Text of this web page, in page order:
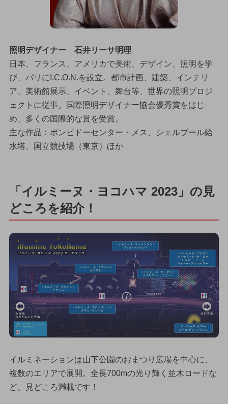
照明デザイナー 石井リーサ明理
日本、フランス、アメリカで美術、デザイン、照明を学
び、パリにI.C.O.N.を設立。都市計画、建築、インテリ
ア、美術館展示、イベント、舞台等、世界の照明プロジ
ェクトに従事。国際照明デザイナー協会優秀賞をはじ
め、多くの国際的な賞を受賞。
主な作品：ポンピドーセンター・メス、シェルブール給
水塔、国立競技場（東京）ほか
「イルミーヌ・ヨコハマ 2023」の見
どころを紹介！
イルミネーションは山下公園のおまつり広場を中心に、
複数のエリアで展開。全長700mの光り輝く並木ロードな
ど、見どころ満載です！